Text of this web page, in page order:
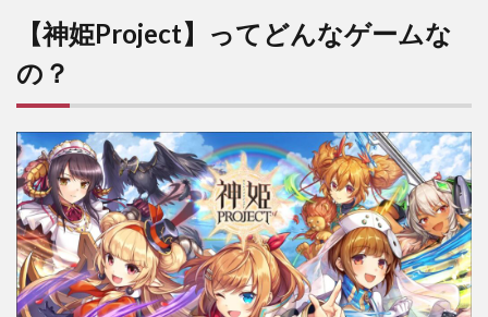
ってどん
なゲーム
なの？
Project】
の魅力や
面白い点
について
2.1
魅力
的な
美少
【神姫Project】ってどんなゲームな
の？